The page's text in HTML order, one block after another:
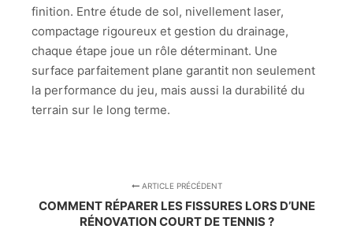
finition. Entre étude de sol, nivellement laser,
compactage rigoureux et gestion du drainage,
chaque étape joue un rôle déterminant. Une
surface parfaitement plane garantit non seulement
la performance du jeu, mais aussi la durabilité du
terrain sur le long terme.
ARTICLE PRÉCÉDENT
COMMENT RÉPARER LES FISSURES LORS D’UNE
RÉNOVATION COURT DE TENNIS ?